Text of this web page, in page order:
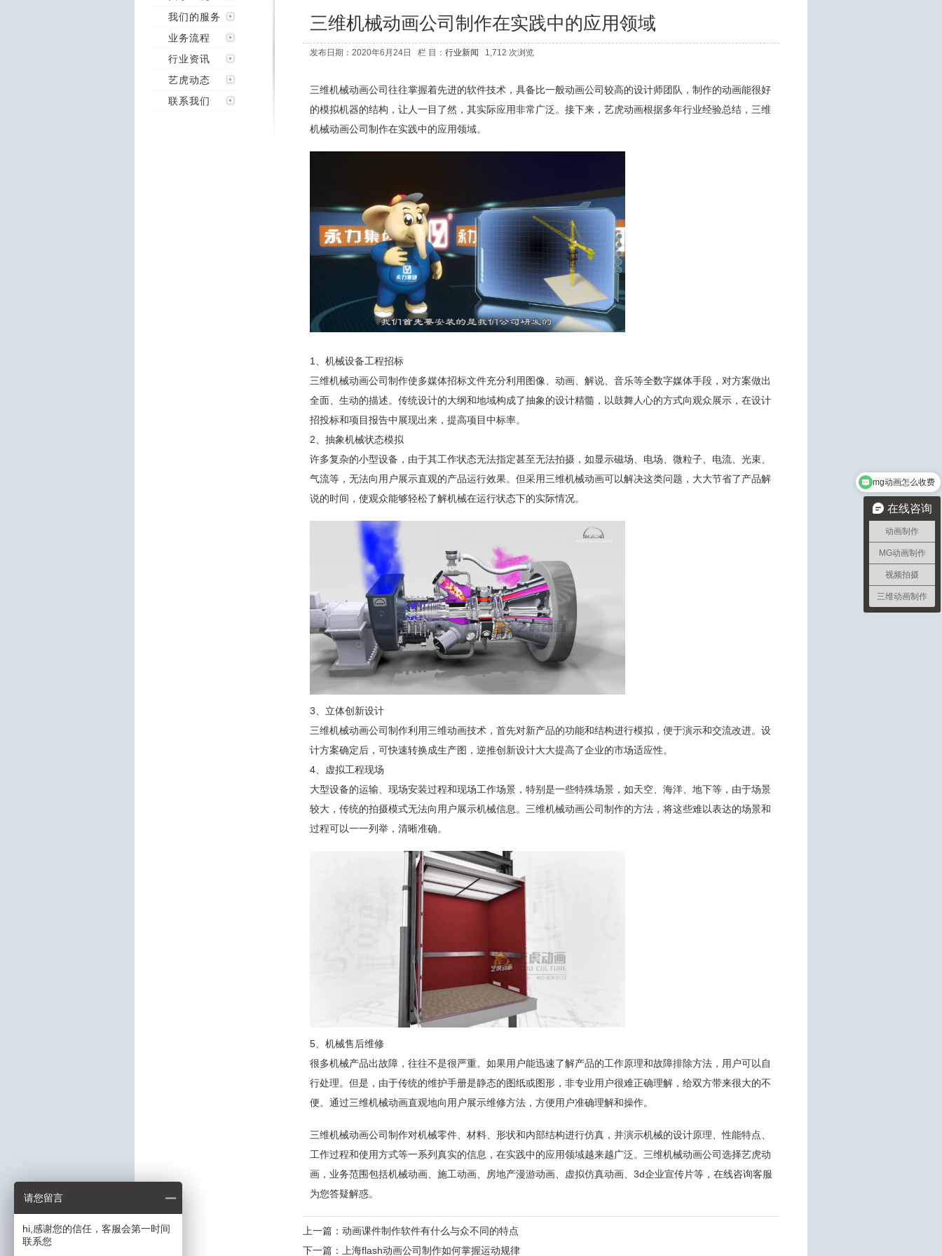
我们的服务
业务流程
行业资讯
艺虎动态
联系我们
三维机械动画公司制作在实践中的应用领域
发布日期：2020年6月24日 栏 目： 行业新闻 1,712 次浏览
三维机械动画公司往往掌握着先进的软件技术，具备比一般动画公司较高的设计师团队，制作的动画能很好
的模拟机器的结构，让人一目了然，其实际应用非常广泛。接下来，艺虎动画根据多年行业经验总结， 三维
机械动画公司制作在实践中的应用领域。
1、机械设备工程招标
三维机械动画公司制作使多媒体招标文件充分利用图像、动画、解说、音乐等全数字媒体手段，对方案做出
全面、生动的描述。传统设计的大纲和地域构成了抽象的设计精髓，以鼓舞人心的方式向观众展示，在设计
招投标和项目报告中展现出来，提高项目中标率。
2、抽象机械状态模拟
许多复杂的小型设备，由于其工作状态无法指定甚至无法拍摄，如显示磁场、电场、微粒子、电流、光束、
气流等，无法向用户展示直观的产品运行效果。但采用三维机械动画可以解决这类问题，大大节省了产品解
说的时间，使观众能够轻松了解机械在运行状态下的实际情况。
3、立体创新设计
三维机械动画公司制作利用三维动画技术，首先对新产品的功能和结构进行模拟，便于演示和交流改进。设
计方案确定后，可快速转换成生产图，逆推创新设计大大提高了企业的市场适应性。
4、虚拟工程现场
大型设备的运输、现场安装过程和现场工作场景，特别是一些特殊场景，如天空、海洋、地下等，由于场景
较大，传统的拍摄模式无法向用户展示机械信息。三维机械动画公司制作的方法，将这些难以表达的场景和
过程可以一一列举，清晰准确。
5、机械售后维修
很多机械产品出故障，往往不是很严重。如果用户能迅速了解产品的工作原理和故障排除方法，用户可以自
行处理。但是，由于传统的维护手册是静态的图纸或图形，非专业用户很难正确理解，给双方带来很大的不
便。通过三维机械动画直观地向用户展示维修方法，方便用户准确理解和操作。
三维机械动画公司制作对机械零件、材料、形状和内部结构进行仿真，并演示机械的设计原理、性能特点、
工作过程和使用方式等一系列真实的信息，在实践中的应用领域越来越广泛。三维机械动画公司选择艺虎动
画，业务范围包括机械动画 、施工动画、房地产漫游动画、虚拟仿真动画、3d企业宣传片等，在线咨询客服
为您答疑解惑。
上一篇： 动画课件制作软件有什么与众不同的特点
下一篇：
上海flash动画公司制作如何掌握运动规律
在线咨询
动画制作
MG动画制作
视频拍摄
三维动画制作
mg动画怎么收费
请您留言
hi,感谢您的信任，客服会第一时间
联系您